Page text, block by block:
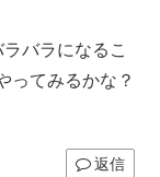
バラになるこ
ってみるかな？
返信